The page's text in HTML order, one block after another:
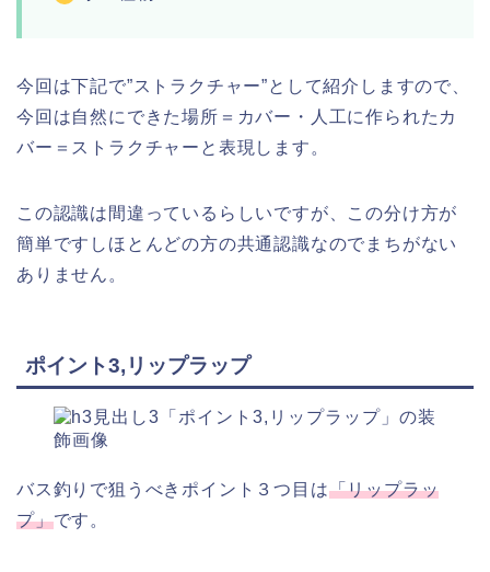
今回は下記で”ストラクチャー”として紹介しますので、
今回は自然にできた場所＝カバー・人工に作られたカ
バー＝ストラクチャーと表現します。
この認識は間違っているらしいですが、この分け方が
簡単ですしほとんどの方の共通認識なのでまちがない
ありません。
ポイント3,リップラップ
バス釣りで狙うべきポイント３つ目は「リップラッ
プ」です。